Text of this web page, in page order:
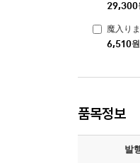
29,300
魔入り
6,510원
품목정보
발